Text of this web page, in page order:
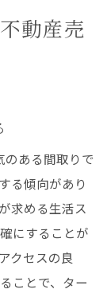
動産売
のある間取りで
る傾向があり
求める生活ス
にすることが
クセスの良
ことで、ター